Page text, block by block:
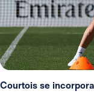
Courtois se